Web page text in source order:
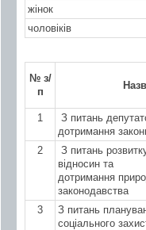
жінок
чоловіків
№ з/
п
1
З питань
дотримання
2
З питань
відносин та
дотримання
законодавства
3
З питань
соціального